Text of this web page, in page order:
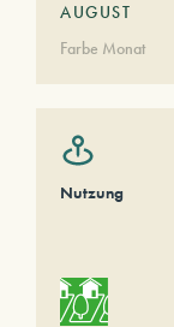
AUGUST
Farbe Monat
Nutzung